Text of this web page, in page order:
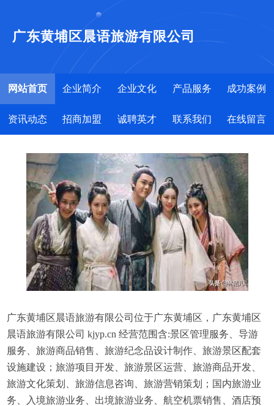
广东黄埔区晨语旅游有限公司
网站首页 企业简介 企业文化 产品服务 成功案例
资讯动态 招商加盟 诚聘英才 联系我们 在线留言
广东黄埔区晨语旅游有限公司位于广东黄埔区，广东黄埔区
晨语旅游有限公司 kjyp.cn 经营范围含:景区管理服务、导游
服务、旅游商品销售、旅游纪念品设计制作、旅游景区配套
设施建设；旅游项目开发、旅游景区运营、旅游商品开发、
旅游文化策划、旅游信息咨询、旅游营销策划；国内旅游业
务、入境旅游业务、出境旅游业务、航空机票销售、酒店预